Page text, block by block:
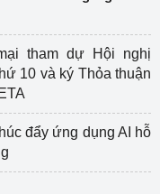
tham dự Hội nghị
10 và ký Thỏa thuận
đẩy ứng dụng AI hỗ